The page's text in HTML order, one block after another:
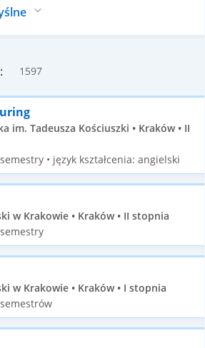
1597
im. Tadeusza Kościuszki • Kraków • II
• język kształcenia: angielski
w Krakowie • Kraków • II stopnia
w Krakowie • Kraków • I stopnia